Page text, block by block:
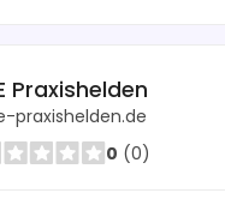
Praxishelden
praxishelden.de
0 (0)